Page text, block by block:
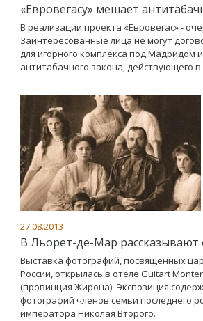
«Евровегасу» мешает
В реализации проекта «Евровегас» -
Заинтересованные лица не могут
для игорного комплекса под Мадридом
антитабачного закона, действующего
27.08.2013
В Льорет-де-Мар рассказывают
Выставка фотографий, посвященных
России, открылась в отеле Guitart
(провинция Жирона). Экспозиция
фотографий членов семьи последнего
императора Николая Второго.